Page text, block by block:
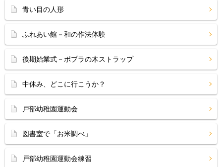
青い目の人形
ふれあい館－和の作法体験
後期始業式－ポプラの木ストラップ
中休み、どこに行こうか？
戸部幼稚園運動会
図書室で「お米調べ」
戸部幼稚園運動会練習